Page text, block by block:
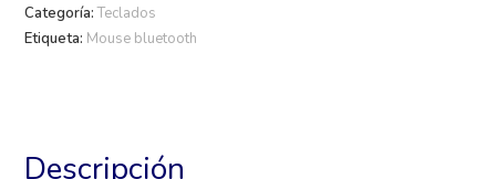
Categoría:Teclados
Etiqueta: Mouse bluetooth
Descripción